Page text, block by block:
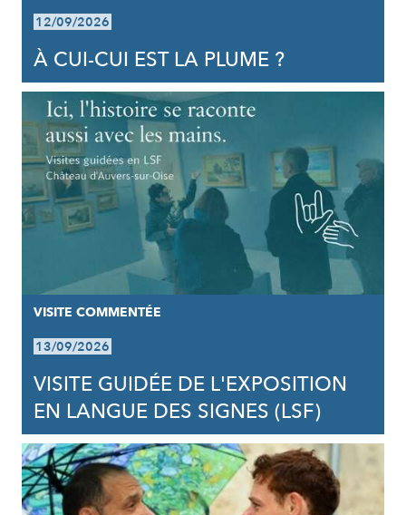
12/09/2026
À CUI-CUI EST LA PLUME ?
VISITE COMMENTÉE
13/09/2026
VISITE GUIDÉE DE L'EXPOSITION
EN LANGUE DES SIGNES (LSF)